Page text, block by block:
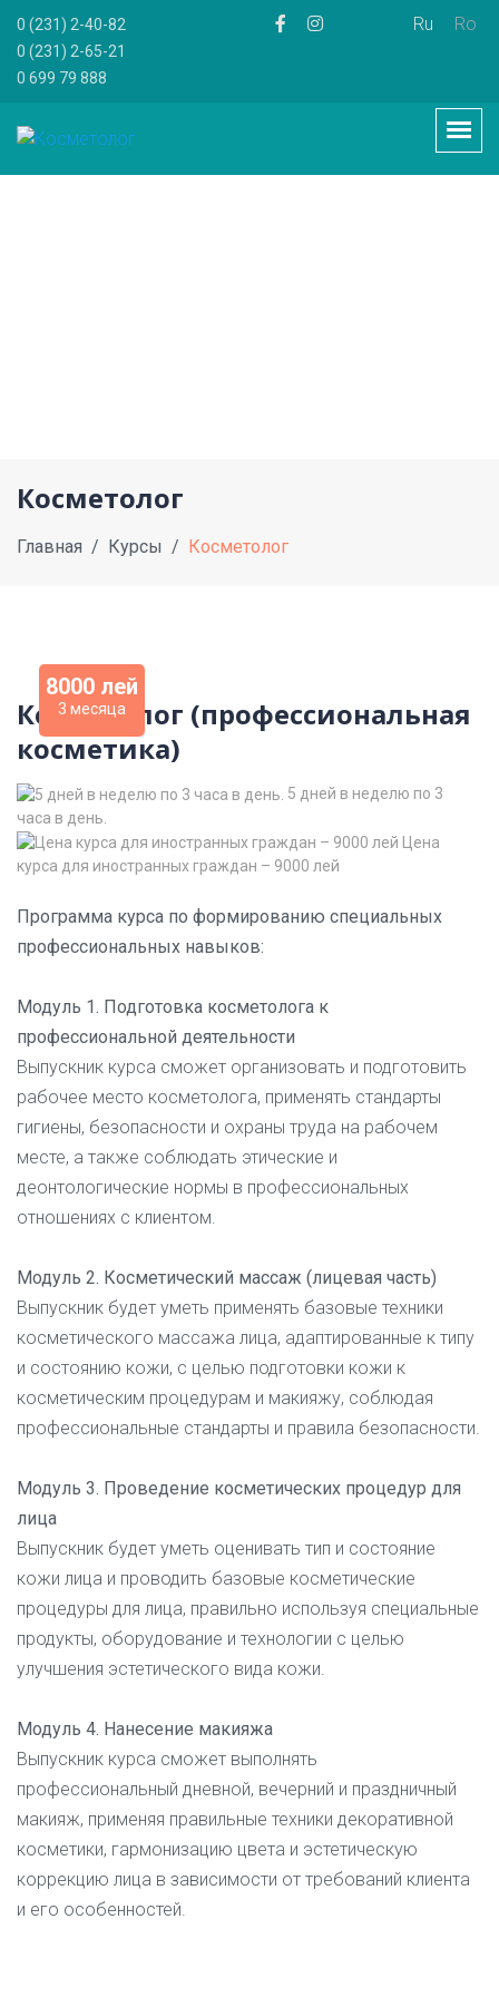
0 (231) 2-40-82
0 (231) 2-65-21
0 699 79 888
Ru Ro
Косметолог
Главная Курсы Косметолог
8000 лей
3 месяца
Косметолог (профессиональная
косметика)
5 дней в неделю по 3
часа в день.
Цена
курса для иностранных граждан – 9000 лей
Программа курса по формированию специальных
профессиональных навыков:
Модуль 1. Подготовка косметолога к
профессиональной деятельности
Выпускник курса сможет организовать и подготовить
рабочее место косметолога, применять стандарты
гигиены, безопасности и охраны труда на рабочем
месте, а также соблюдать этические и
деонтологические нормы в профессиональных
отношениях с клиентом.
Модуль 2. Косметический массаж (лицевая часть)
Выпускник будет уметь применять базовые техники
косметического массажа лица, адаптированные к типу
и состоянию кожи, с целью подготовки кожи к
косметическим процедурам и макияжу, соблюдая
профессиональные стандарты и правила безопасности.
Модуль 3. Проведение косметических процедур для
лица
Выпускник будет уметь оценивать тип и состояние
кожи лица и проводить базовые косметические
процедуры для лица, правильно используя специальные
продукты, оборудование и технологии с целью
улучшения эстетического вида кожи.
Модуль 4. Нанесение макияжа
Выпускник курса сможет выполнять
профессиональный дневной, вечерний и праздничный
макияж, применяя правильные техники декоративной
косметики, гармонизацию цвета и эстетическую
коррекцию лица в зависимости от требований клиента
и его особенностей.